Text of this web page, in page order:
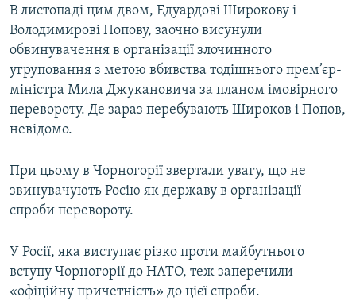
В листопаді цим двом, Едуардові Широкову і
Володимирові Попову, заочно висунули
обвинувачення в організації злочинного
угруповання з метою вбивства тодішнього прем’єр-
міністра Мила Джукановича за планом імовірного
перевороту. Де зараз перебувають Широков і Попов,
невідомо.
При цьому в Чорногорії звертали увагу, що не
звинувачують Росію як державу в організації
спроби перевороту.
У Росії, яка виступає різко проти майбутнього
вступу Чорногорії до НАТО, теж заперечили
«офіційну причетність» до цієї спроби.